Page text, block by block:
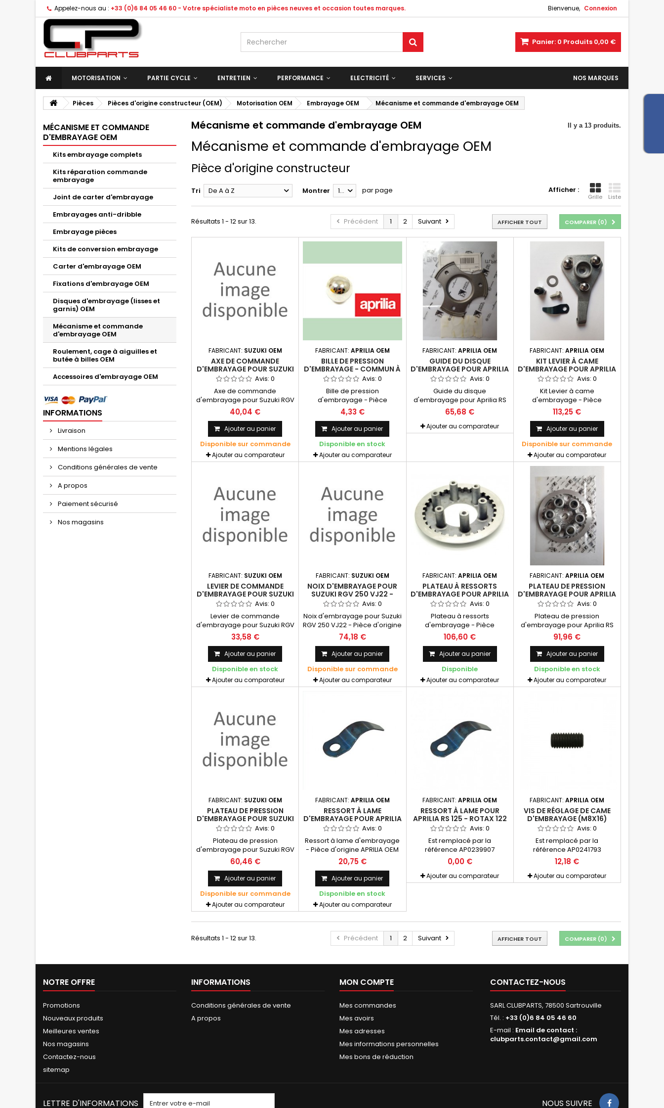
Bienvenue, Connexion
Appelez-nous au : +33 (0)6 84 05 46 60 - Votre spécialiste moto en pièces neuves et occasion toutes marques.
Panier: 0 Produits 0,00 €
MOTORISATION PARTIE CYCLE ENTRETIEN PERFORMANCE ELECTRICITÉ SERVICES NOS MARQUES
Pièces Pièces d'origine constructeur (OEM) Motorisation OEM Embrayage OEM Mécanisme et commande d'embrayage OEM
MÉCANISME ET COMMANDE
D'EMBRAYAGE OEM
Kits embrayage complets
Kits réparation commande
embrayage
Joint de carter d'embrayage
Embrayages anti-dribble
Embrayage pièces
Kits de conversion embrayage
Carter d'embrayage OEM
Fixations d'embrayage OEM
Disques d'embrayage (lisses et
garnis) OEM
Mécanisme et commande
d'embrayage OEM
Roulement, cage à aiguilles et
butée à billes OEM
Accessoires d'embrayage OEM
INFORMATIONS
Livraison
Mentions légales
Conditions générales de vente
A propos
Paiement sécurisé
Nos magasins
Mécanisme et commande d'embrayage OEM Il y a 13 produits.
Mécanisme et commande d'embrayage OEM
Pièce d'origine constructeur
Afficher :
Grille Liste
Tri De A à Z Montrer 12 par page
COMPARER (0)
Précédent 1 2 Suivant AFFICHER TOUT
Résultats 1 - 12 sur 13.
FABRICANT: SUZUKI OEM
AXE DE COMMANDE
D'EMBRAYAGE POUR SUZUKI
RGV 250 VJ22 - PIÈCE
D'ORIGINE SUZUKI OEM
Avis:0
Axe de commande
d'embrayage pour Suzuki RGV
250 VJ22 - Pièce d'origine
SUZUKI OEM
40,04 €
Ajouter au panier
Disponible sur commande
Ajouter au comparateur
FABRICANT: APRILIA OEM
BILLE DE PRESSION
D'EMBRAYAGE - COMMUN À
LA GAMME APRILIA 125 DE
1991 À 2010 - PIÈCE
D'ORIGINE APRILIA OEM
Avis:0
Bille de pression
d'embrayage - Pièce
d'origine APRILIA OEM
Commun à la gamme Aprilia
125 de 1991 à 2010 Diamètre 12
mm Quantité 3 Bille ISO 3290-
12 G 28
4,33 €
Ajouter au panier
Disponible en stock
Ajouter au comparateur
FABRICANT:APRILIA OEM
GUIDE DU DISQUE
D'EMBRAYAGE POUR APRILIA
RS 125 - ROTAX 122
Avis: 0
Guide du disque
d'embrayage pour Aprilia RS
125 - Rotax 122 Pièces d'origine
Aprilia OEM
65,68 €
Ajouter au comparateur
FABRICANT:APRILIA OEM
KIT LEVIER À CAME
D'EMBRAYAGE POUR APRILIA
125 - MOTEUR 122 - PIÈCE
D'ORIGINE APRILIA OEM
Avis: 0
Kit Levier à came
d'embrayage - Pièce
d'origine APRILIA Oem Se
monte sur différents modèles
de la gamme Aprilia 125 à
Moteur ROTAX 122
exclusivement
113,25 €
Ajouter au panier
Disponible sur commande
Ajouter au comparateur
FABRICANT: SUZUKI OEM
LEVIER DE COMMANDE
D'EMBRAYAGE POUR SUZUKI
RGV 250 VJ22 - PIÈCE
D'ORIGINE SUZUKI OEM
Avis:0
Levier de commande
d'embrayage pour Suzuki RGV
250 VJ22 - Pièce d'origine
SUZUKI OEM
33,58 €
Ajouter au panier
Disponible en stock
Ajouter au comparateur
FABRICANT: SUZUKI OEM
NOIX D'EMBRAYAGE POUR
SUZUKI RGV 250 VJ22 -
PIÈCE D'ORIGINE SUZUKI
OEM
Avis:0
Noix d'embrayage pour Suzuki
RGV 250 VJ22 - Pièce d'origine
SUZUKI OEM
74,18 €
Ajouter au panier
Disponible sur commande
Ajouter au comparateur
FABRICANT:APRILIA OEM
PLATEAU À RESSORTS
D'EMBRAYAGE POUR APRILIA
125 - MOTEUR 122/123 -
PIÈCE D'ORIGINE APRILIA
OEM
Avis: 0
Plateau à ressorts
d'embrayage - Pièce
d'origine APRILIA Oem Se
monte sur différents modèles
de la gamme Aprilia 125 à
Moteur ROTAX 122 et 123
106,60 €
Ajouter au panier
Disponible
Ajouter au comparateur
FABRICANT:APRILIA OEM
PLATEAU DE PRESSION
D'EMBRAYAGE POUR APRILIA
RS 250 - PIÈCE D'ORIGINE
APRILIA OEM
Avis: 0
Plateau de pression
d'embrayage pour Aprilia RS
250 Pièce d'origine APRILIA
OEM
91,96 €
Ajouter au panier
Disponible en stock
Ajouter au comparateur
FABRICANT: SUZUKI OEM
PLATEAU DE PRESSION
D'EMBRAYAGE POUR SUZUKI
RGV 250 VJ22 - PIÈCE
D'ORIGINE SUZUKI OEM
Avis:0
Plateau de pression
d'embrayage pour Suzuki RGV
250 VJ22 - Pièce d'origine
SUZUKI OEM
60,46 €
Ajouter au panier
Disponible sur commande
Ajouter au comparateur
FABRICANT: APRILIA OEM
RESSORT À LAME
D'EMBRAYAGE POUR APRILIA
125 - ROTAX 122 - PIÈCE
D'ORIGINE APRILIA OEM
Avis:0
Ressort à lame d'embrayage
- Pièce d'origine APRILIA OEM
Se monte sur pour Aprilia 125 à
moteur Rotax 122 uniquement
20,75 €
Ajouter au panier
Disponible en stock
Ajouter au comparateur
FABRICANT:APRILIA OEM
RESSORT À LAME POUR
APRILIA RS 125 - ROTAX 122
Avis: 0
Est remplacé par la
référence AP0239907
0,00 €
Ajouter au comparateur
FABRICANT:APRILIA OEM
VIS DE RÉGLAGE DE CAME
D'EMBRAYAGE (M8X16)
POUR APRILIA 125 - ROTAX
122 - PIÈCE D'ORIGINE
APRILIA OEM
Avis: 0
Est remplacé par la
référence AP0241793
12,18 €
Ajouter au comparateur
COMPARER (0)
Précédent 1 2 Suivant AFFICHER TOUT
Résultats 1 - 12 sur 13.
NOTRE OFFRE
Promotions
Nouveaux produits
Meilleures ventes
Nos magasins
Contactez-nous
sitemap
INFORMATIONS
Conditions générales de vente
A propos
MON COMPTE
Mes commandes
Mes avoirs
Mes adresses
Mes informations personnelles
Mes bons de réduction
CONTACTEZ-NOUS
SARL CLUBPARTS, 78500 Sartrouville
Tél. : +33 (0)6 84 05 46 60
E-mail : Email de contact :
clubparts.contact@gmail.com
LETTRE D'INFORMATIONS NOUS SUIVRE